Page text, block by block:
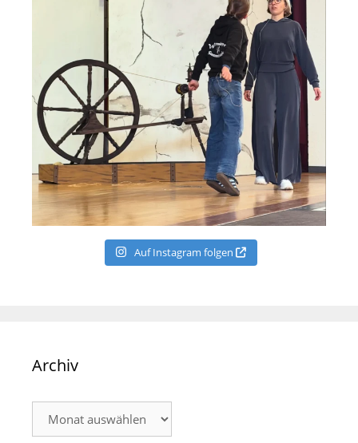
Auf Instagram folgen
Archiv